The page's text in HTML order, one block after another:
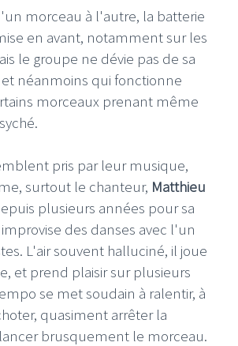
morceau à l'autre, la batterie
en avant, notamment sur les
le groupe ne dévie pas de sa
néanmoins qui fonctionne
morceaux prenant même
pris par leur musique,
surtout le chanteur, Matthieu
plusieurs années pour sa
des danses avec l'un
L'air souvent halluciné, il joue
et prend plaisir sur plusieurs
se met soudain à ralentir, à
quasiment arrêter la
brusquement le morceau.